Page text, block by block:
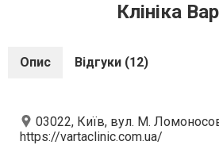
Клініка
Опис Відгуки (12)
03022, Київ, вул. М.
https://vartaclinic.com.ua/